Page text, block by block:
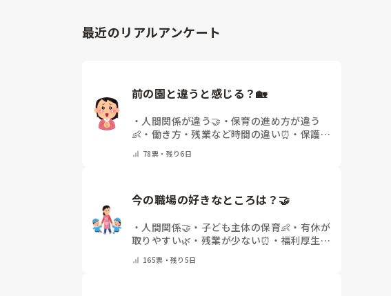
きます。
立ち上がる時には、膝や太ももが固まり痛みが……
腰痛、膝痛お持ちの方は、どの程度の痛みで働かれて
いるのでしょうか。
けましたし…
今回は、今少し治まっている痛みがぶり返したどうし
ようという思いもあり、ちょっと無理かも…と思い始
めています。
しかし寝かしつけに入る前にトイレでしっかり排尿し
ているので、その子には待っててねといい外に出てい
を引こうとしているように見えると言われました。
日頃からそのことの関わりはしっかり持てるように意
識はしていますが…
今後どのように関わっていけばいいのか悩んでいま
最近のリアルアンケート
前の園と違うと感じる？🏡
・ 人間関係が違う🤝 ・ 保育の進め方が違う
👶 ・ 働き方・残業など時間の違い⏰ ・ 保護者
し ・その他(コメントで教えてください)
78票・ 残り6日
・ 人間関係🤝 ・ 子ども主体の保育👶 ・ 有休が
取りやすい🌿 ・ 残業が少ない⏰ ・ 福利厚生・
165票・残り5日